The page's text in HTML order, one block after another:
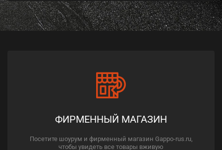
ФИРМЕННЫЙ МАГАЗИН
Посетите шоурум и фирменный магазин Gappo-rus.ru,
чтобы увидеть все товары вживую